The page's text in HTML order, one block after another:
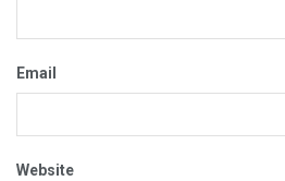
Email
Website